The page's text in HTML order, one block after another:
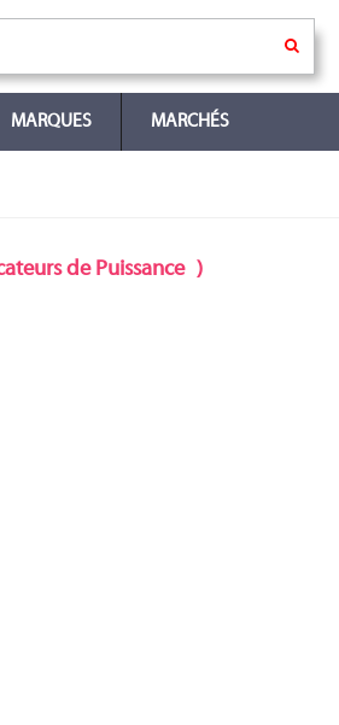
MARQUES MARCHÉS
de Puissance )